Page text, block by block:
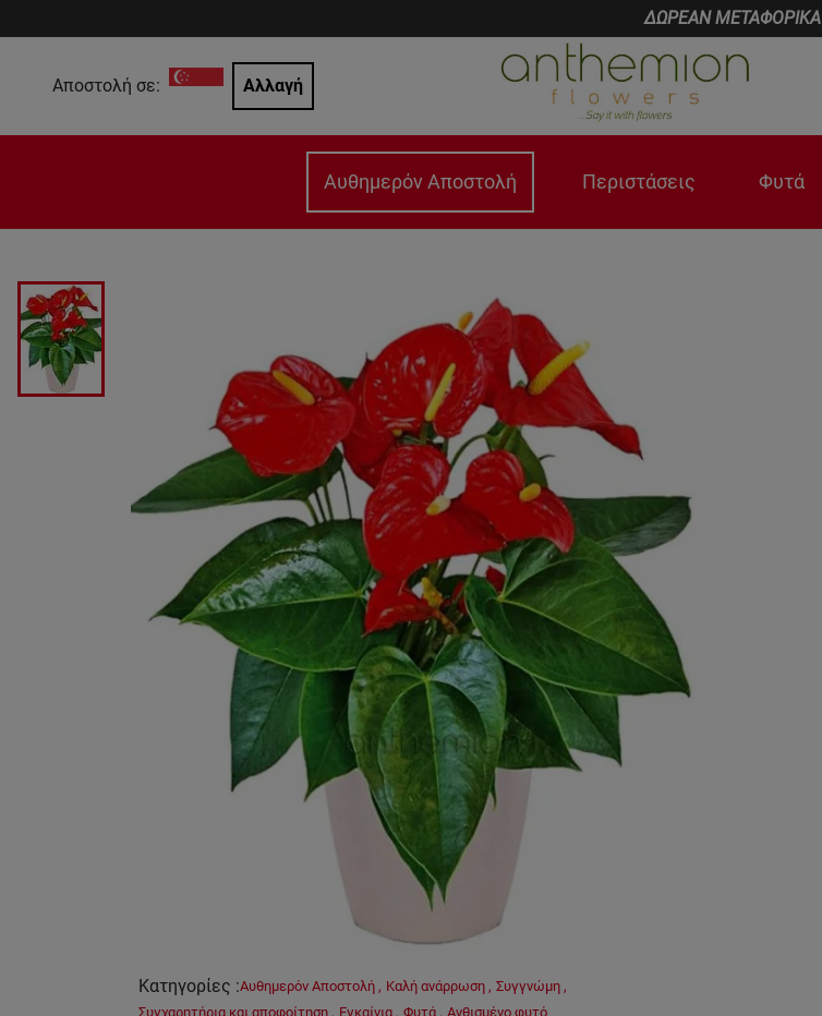
ΔΩΡΕΑΝ ΜΕΤΑΦΟΡΙΚΑ
Αποστολή σε: Αλλαγή
Αυθημερόν Αποστολή Περιστάσεις Φυτά
Κατηγορίες :Αυθημερόν Αποστολή , Καλή ανάρρωση , Συγγνώμη ,
Συγχαρητήρια και αποφοίτηση , Εγκαίνια , Φυτά , Ανθισμένο φυτό